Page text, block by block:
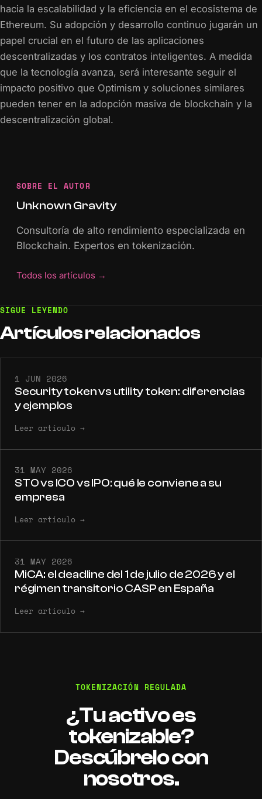
hacia la escalabilidad y la eficiencia en el ecosistema de
Ethereum. Su adopción y desarrollo continuo jugarán un
papel crucial en el futuro de las aplicaciones
descentralizadas y los contratos inteligentes. A medida
que la tecnología avanza, será interesante seguir el
impacto positivo que Optimism y soluciones similares
pueden tener en la adopción masiva de blockchain y la
descentralización global.
SOBRE EL AUTOR
Unknown Gravity
Consultoría de alto rendimiento especializada en
Blockchain. Expertos en tokenización.
Todos los artículos →
SIGUE LEYENDO
Artículosrelacionados
1 JUN 2026
Security token vs utility token: diferencias
y ejemplos
Leer artículo →
31 MAY 2026
STO vs ICO vs IPO: qué le conviene a su
empresa
Leer artículo →
31 MAY 2026
MiCA: el deadline del 1 de julio de 2026 y el
régimen transitorio CASP en España
Leer artículo →
TOKENIZACIÓN REGULADA
¿Tu activo es
tokenizable?
Descúbrelo con
nosotros.